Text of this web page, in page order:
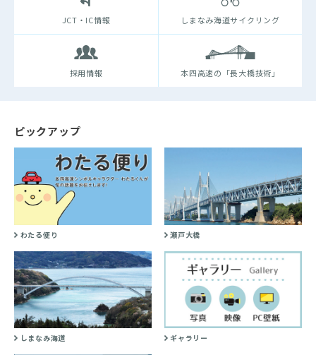
JCT・IC情報 しまなみ海道サイクリング
採用情報 本四高速の「長大橋技術」
ピックアップ
わたる便り 瀬戸大橋
しまなみ海道 ギャラリー